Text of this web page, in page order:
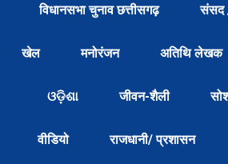
विधानसभा चुनाव छत्तीसगढ़ संसद
खेल मनोरंजन अतिथि लेखक
ଓଡ଼ିଶା जीवन-शैली
वीडियो राजधानी/ प्रशासन